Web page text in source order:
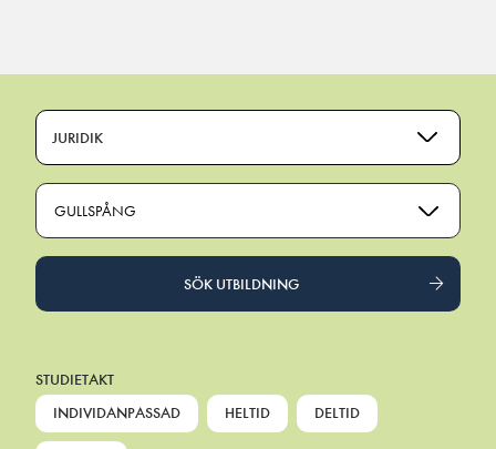
JURIDIK
GULLSPÅNG
SÖK UTBILDNING
STUDIETAKT
INDIVIDANPASSAD
HELTID DELTID